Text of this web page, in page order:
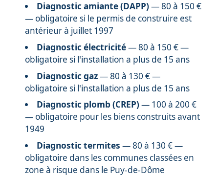
Diagnostic amiante (DAPP)— 80 à 150 €
— obligatoire si le permis de construire est
antérieur à juillet 1997
Diagnostic électricité— 80 à 150 € —
obligatoire si l'installation a plus de 15 ans
Diagnostic gaz— 80 à 130 € —
obligatoire si l'installation a plus de 15 ans
Diagnostic plomb (CREP)— 100 à 200 €
— obligatoire pour les biens construits avant
1949
Diagnostic termites — 80 à 130 € —
obligatoire dans les communes classées en
zone à risque dans le Puy-de-Dôme